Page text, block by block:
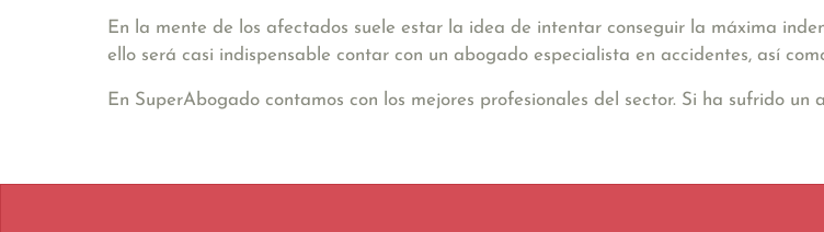
En la mente de los afectados suele estar la idea de intentar conseguir la máxima
ello será casi indispensable contar con un abogado especialista en accidentes, así
En SuperAbogado contamos con los mejores profesionales del sector. Si ha sufrido